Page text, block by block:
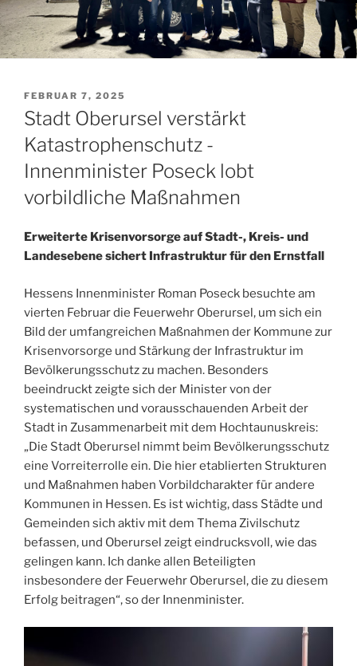
VERÖFFENTLICHT
AM
FEBRUAR 7, 2025
Stadt Oberursel verstärkt
Katastrophenschutz ­-
Innenminister Poseck lobt
vorbildliche Maßnahmen
Erweiterte Krisenvorsorge auf Stadt-, Kreis- und
Landesebene sichert Infrastruktur für den Ernstfall
Hessens Innenminister Roman Poseck besuchte am
vierten Februar die Feuerwehr Oberursel, um sich ein
Bild der umfangreichen Maßnahmen der Kommune zur
Krisenvorsorge und Stärkung der Infrastruktur im
Bevölkerungsschutz zu machen. Besonders
beeindruckt zeigte sich der Minister von der
systematischen und vorausschauenden Arbeit der
Stadt in Zusammenarbeit mit dem Hochtaunuskreis:
„Die Stadt Oberursel nimmt beim Bevölkerungsschutz
eine Vorreiterrolle ein. Die hier etablierten Strukturen
und Maßnahmen haben Vorbildcharakter für andere
Kommunen in Hessen. Es ist wichtig, dass Städte und
Gemeinden sich aktiv mit dem Thema Zivilschutz
befassen, und Oberursel zeigt eindrucksvoll, wie das
gelingen kann. Ich danke allen Beteiligten
insbesondere der Feuerwehr Oberursel, die zu diesem
Erfolg beitragen“, so der Innenminister.